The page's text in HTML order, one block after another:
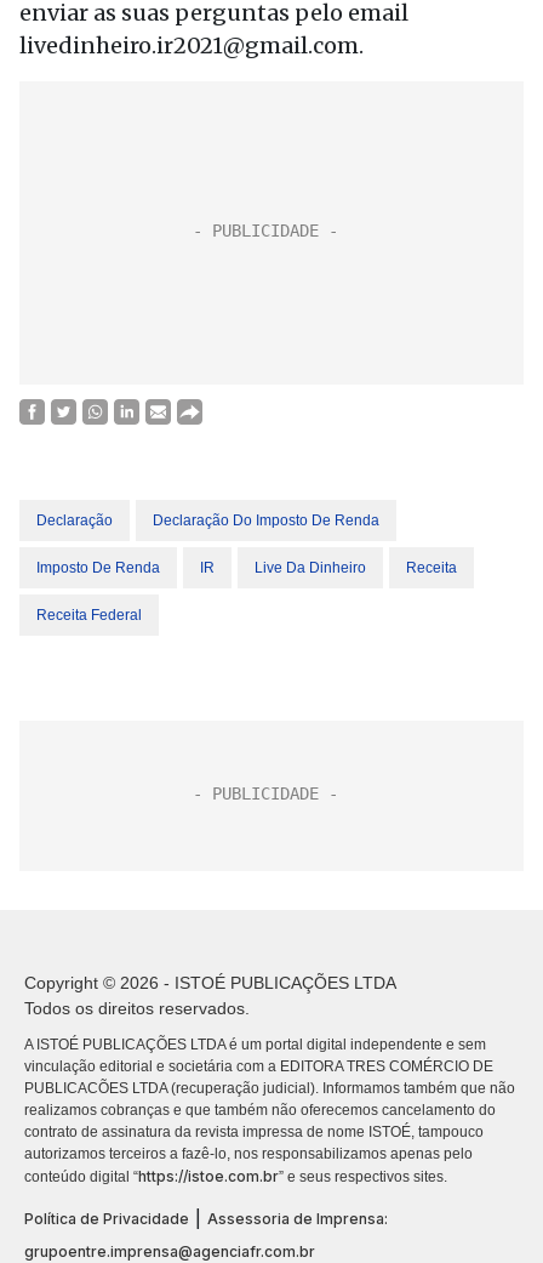
enviar as suas perguntas pelo email
livedinheiro.ir2021@gmail.com.
Declaração Declaração Do Imposto De Renda
Imposto De Renda IR Live Da Dinheiro Receita
Receita Federal
Copyright © 2026 - ISTOÉ PUBLICAÇÕES LTDA
Todos os direitos reservados.
A ISTOÉ PUBLICAÇÕES LTDA é um portal digital independente e sem
vinculação editorial e societária com a EDITORA TRES COMÉRCIO DE
PUBLICACÕES LTDA (recuperação judicial). Informamos também que não
realizamos cobranças e que também não oferecemos cancelamento do
contrato de assinatura da revista impressa de nome ISTOÉ, tampouco
autorizamos terceiros a fazê-lo, nos responsabilizamos apenas pelo
conteúdo digital “https://istoe.com.br” e seus respectivos sites.
Política de Privacidade
Assessoria de Imprensa:
grupoentre.imprensa@agenciafr.com.br